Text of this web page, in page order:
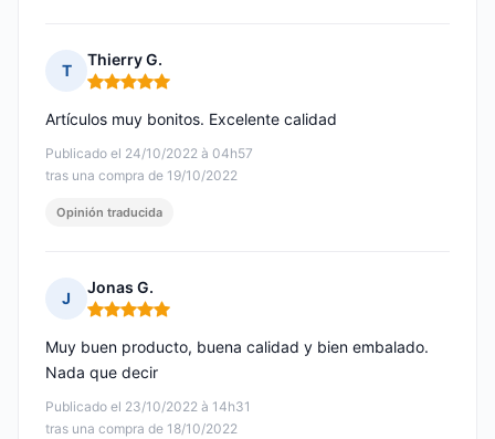
T
Thierry G.
Nota: 5 de 5
Publicado el 24/10/2022 à 04h57
tras una compra de 19/10/2022
Artículos muy bonitos. Excelente calidad
Opinión traducida
J
Jonas G.
Nota: 5 de 5
Publicado el 23/10/2022 à 14h31
tras una compra de 18/10/2022
Muy buen producto, buena calidad y bien embalado.
Nada que decir